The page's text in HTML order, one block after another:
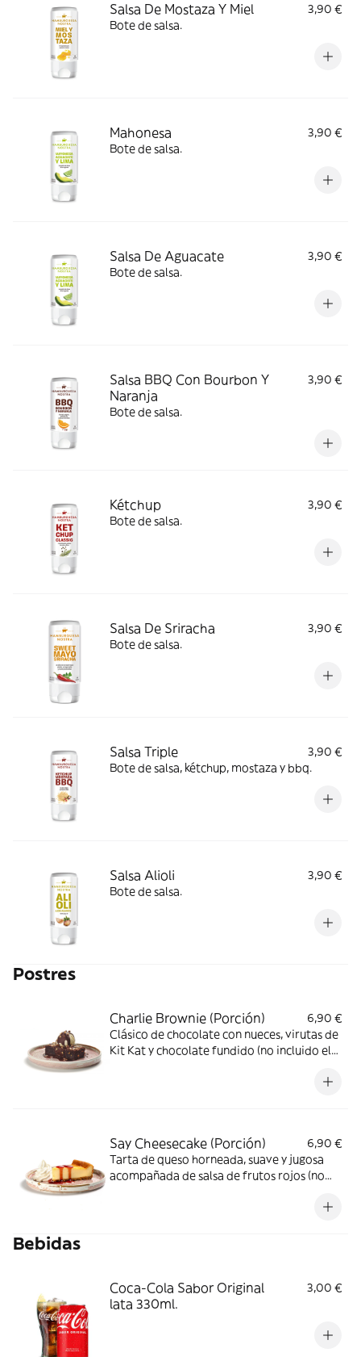
Salsa De Mostaza Y Miel
3,90 €
Bote de salsa.
Mahonesa
3,90 €
Bote de salsa.
Salsa De Aguacate
3,90 €
Bote de salsa.
Salsa BBQ Con Bourbon Y
Naranja
3,90 €
Bote de salsa.
Kétchup
3,90 €
Bote de salsa.
Salsa De Sriracha
3,90 €
Bote de salsa.
Salsa Triple
3,90 €
Bote de salsa, kétchup, mostaza y bbq.
Salsa Alioli
3,90 €
Bote de salsa.
Postres
Charlie Brownie (Porción)
6,90 €
Clásico de chocolate con nueces, virutas de
Kit Kat y chocolate fundido (no incluido el
Say Cheesecake (Porción)
6,90 €
Tarta de queso horneada, suave y jugosa
acompañada de salsa de frutos rojos (no
Bebidas
Coca-Cola Sabor Original
lata 330ml.
3,00 €